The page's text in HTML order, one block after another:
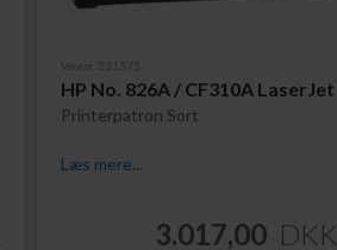
Varenr. 231575
HP No. 826A / CF310A LaserJet
Printerpatron Sort
Læs mere...
3.017,00 DKK